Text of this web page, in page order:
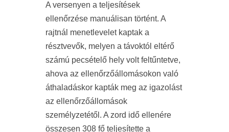
A versenyen a teljesítések
ellenőrzése manuálisan történt. A
rajtnál menetlevelet kaptak a
résztvevők, melyen a távoktól eltérő
számú pecsételő hely volt feltűntetve,
ahova az ellenőrzőállomásokon való
áthaladáskor kapták meg az igazolást
az ellenőrzőállomások
személyzetétől. A zord idő ellenére
összesen 308 fő teljesítette a